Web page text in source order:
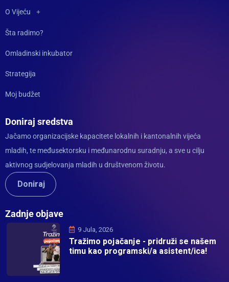
O Vijeću
Šta radimo?
Omladinski inkubator
Strategija
Moj budžet
Doniraj sredstva
Jačamo organizacijske kapacitete lokalnih i kantonalnih vijeća
mladih, te međusektorsku i međunarodnu suradnju, a sve u cilju
aktivnog sudjelovanja mladih u društvenom životu.
Doniraj
Zadnje objave
9 Jula, 2026
Tražimo pojačanje - pridruži se našem
timu kao programski/a asistent/ica!